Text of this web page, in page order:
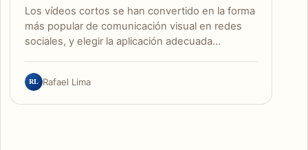
Los vídeos cortos se han convertido en la forma
más popular de comunicación visual en redes
sociales, y elegir la aplicación adecuada…
RL Rafael Lima